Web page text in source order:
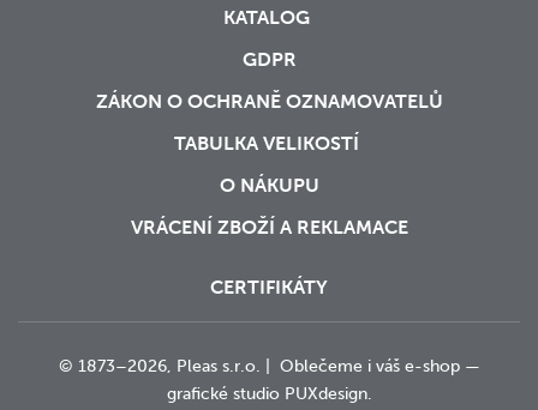
KATALOG
GDPR
ZÁKON O OCHRANĚ OZNAMOVATELŮ
TABULKA VELIKOSTÍ
O NÁKUPU
VRÁCENÍ ZBOŽÍ A REKLAMACE
CERTIFIKÁTY
© 1873–2026, Pleas s.r.o. | Oblečeme i váš e-shop —
grafické studioPUXdesign.